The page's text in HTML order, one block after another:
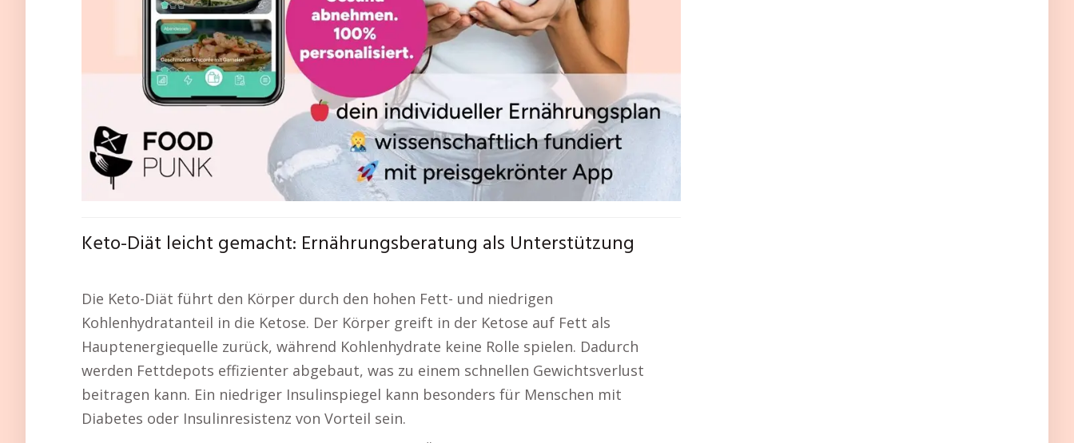
Keto-Diät leicht gemacht: Ernährungsberatung als Unterstützung
Die Keto-Diät führt den Körper durch den hohen Fett- und niedrigen
Kohlenhydratanteil in die Ketose. Der Körper greift in der Ketose auf Fett als
Hauptenergiequelle zurück, während Kohlenhydrate keine Rolle spielen. Dadurch
werden Fettdepots effizienter abgebaut, was zu einem schnellen Gewichtsverlust
beitragen kann. Ein niedriger Insulinspiegel kann besonders für Menschen mit
Diabetes oder Insulinresistenz von Vorteil sein.